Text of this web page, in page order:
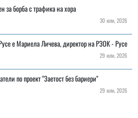
за борба с трафика на хора
30 юли, 2026
е Мариела Личева, директор на РЗОК - Русе
29 юли, 2026
по проект "Заетост без бариери"
29 юли, 2026